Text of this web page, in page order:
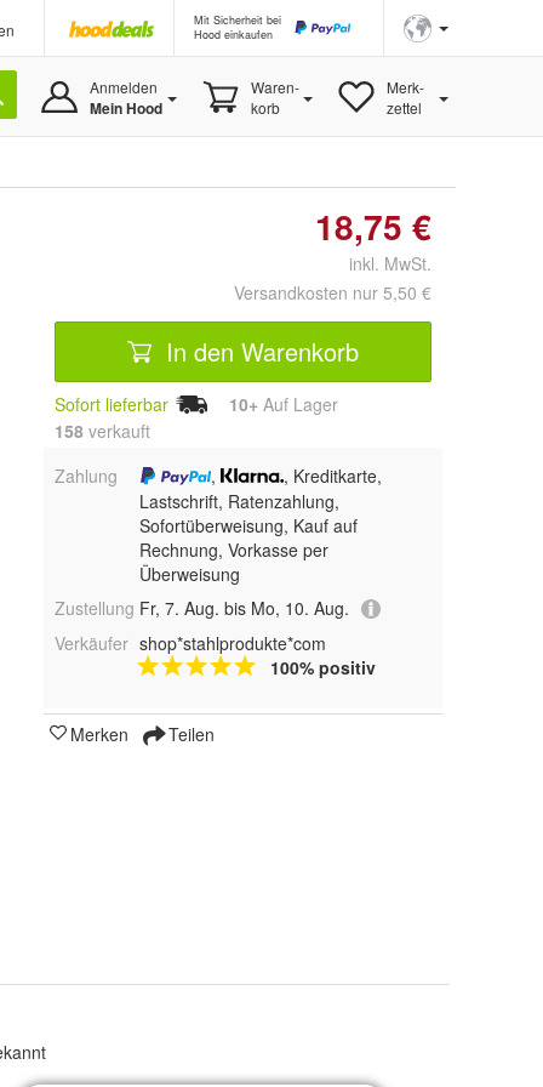
Mit Sicherheit bei
Hood einkaufen
Anmelden
Mein Hood
Waren-
korb
Merk-
zettel
18,75 €
inkl. MwSt.
Versandkosten nur 5,50 €
In den Warenkorb
Sofort lieferbar 10+ Auf Lager
158 verkauft
Zahlung
,
, Kreditkarte,
Lastschrift, Ratenzahlung,
Sofortüberweisung, Kauf auf
Rechnung, Vorkasse per
Überweisung
Zustellung Fr, 7. Aug. bis Mo, 10. Aug.
Verkäufer shop*stahlprodukte*com
100% positiv
Merken Teilen